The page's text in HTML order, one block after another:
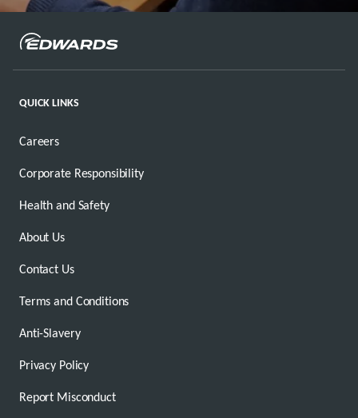
QUICK LINKS
Careers
Corporate Responsibility
Health and Safety
About Us
Contact Us
Terms and Conditions
Anti-Slavery
Privacy Policy
Report Misconduct